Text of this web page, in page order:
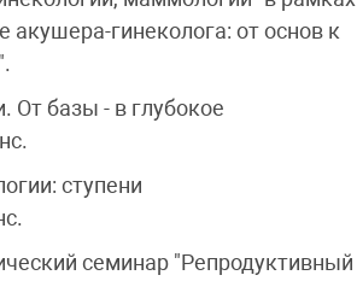
гинеколога: от основ к
От базы - в глубокое
ступени
семинар "Репродуктивный